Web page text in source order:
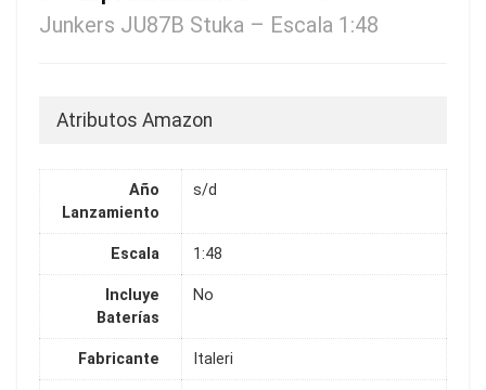
Junkers JU87B Stuka – Escala 1:48
Atributos Amazon
Año
Lanzamiento
s/d
Escala 1:48
Incluye
Baterías
No
Fabricante Italeri